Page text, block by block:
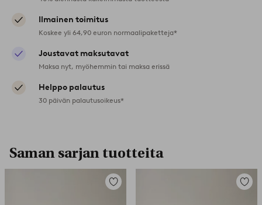
Ilmainen toimitus
Koskee yli 64,90 euron normaalipaketteja*
Joustavat maksutavat
Maksa nyt, myöhemmin tai maksa erissä
Helppo palautus
30 päivän palautusoikeus*
Saman sarjan tuotteita
Lisää
Lisää